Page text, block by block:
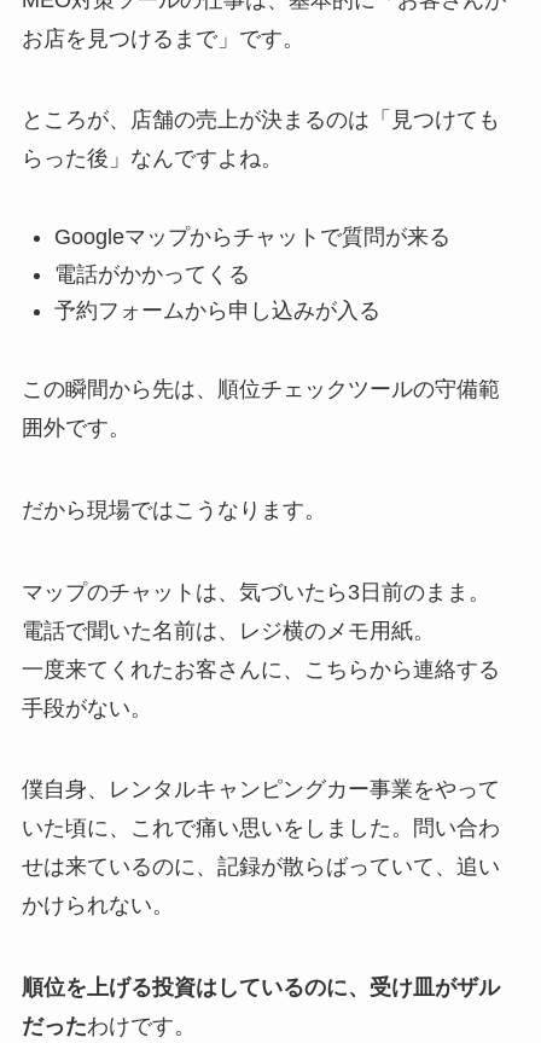
お店を見つけるまで」です。
ところが、店舗の売上が決まるのは「見つけても
らった後」なんですよね。
Googleマップからチャットで質問が来る
電話がかかってくる
予約フォームから申し込みが入る
この瞬間から先は、順位チェックツールの守備範
囲外です。
だから現場ではこうなります。
マップのチャットは、気づいたら3日前のまま。
電話で聞いた名前は、レジ横のメモ用紙。
一度来てくれたお客さんに、こちらから連絡する
手段がない。
僕自身、レンタルキャンピングカー事業をやって
いた頃に、これで痛い思いをしました。問い合わ
せは来ているのに、記録が散らばっていて、追い
かけられない。
順位を上げる投資はしているのに、受け皿がザル
だったわけです。